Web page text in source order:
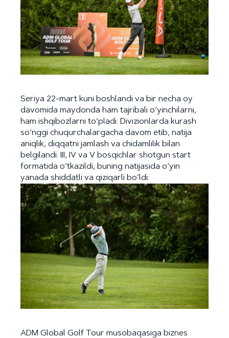
Seriya 22-mart kuni boshlandi va bir necha oy
davomida maydonda ham tajribali o‘yinchilarni,
ham ishqibozlarni to‘pladi. Divizionlarda kurash
so‘nggi chuqurchalargacha davom etib, natija
aniqlik, diqqatni jamlash va chidamlilik bilan
belgilandi. III, IV va V bosqichlar shotgun start
formatida o‘tkazildi, buning natijasida o‘yin
yanada shiddatli va qiziqarli bo‘ldi.
ADM Global Golf Tour musobaqasiga biznes